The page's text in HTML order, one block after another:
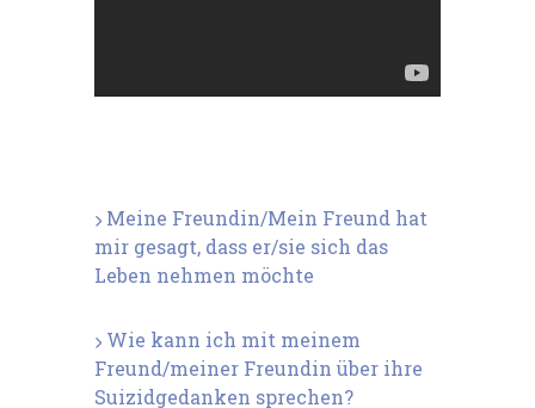
Meine Freundin/Mein Freund hat
mir gesagt, dass er/sie sich das
Leben nehmen möchte
Wie kann ich mit meinem
Freund/meiner Freundin über ihre
Suizidgedanken sprechen?